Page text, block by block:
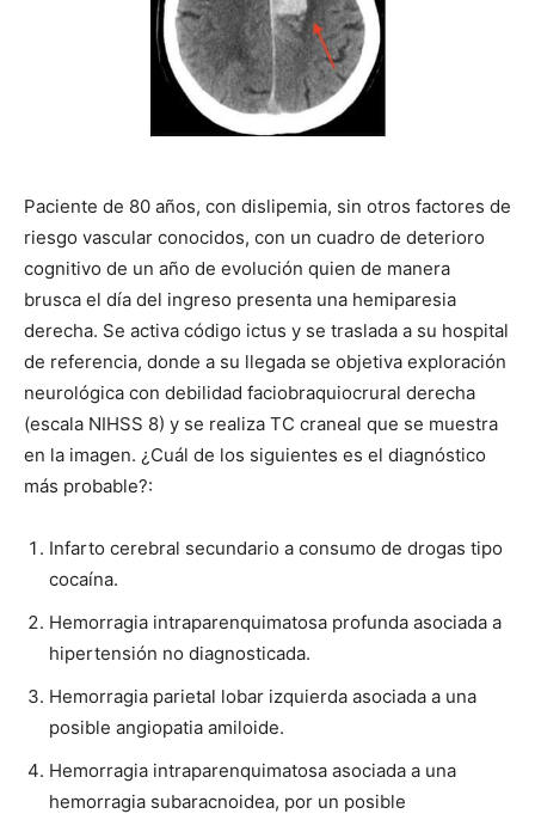
Paciente de 80 años, con dislipemia, sin otros factores de
riesgo vascular conocidos, con un cuadro de deterioro
cognitivo de un año de evolución quien de manera
brusca el día del ingreso presenta una hemiparesia
derecha. Se activa código ictus y se traslada a su hospital
de referencia, donde a su llegada se objetiva exploración
neurológica con debilidad faciobraquiocrural derecha
(escala NIHSS 8) y se realiza TC craneal que se muestra
en la imagen. ¿Cuál de los siguientes es el diagnóstico
más probable?:
Infarto cerebral secundario a consumo de drogas tipo
cocaína.
Hemorragia intraparenquimatosa profunda asociada a
hipertensión no diagnosticada.
Hemorragia parietal lobar izquierda asociada a una
posible angiopatia amiloide.
Hemorragia intraparenquimatosa asociada a una
hemorragia subaracnoidea, por un posible